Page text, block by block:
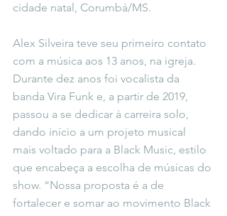
cidade natal, Corumbá/MS.
Alex Silveira teve seu primeiro contato
com a música aos 13 anos, na igreja.
Durante dez anos foi vocalista da
banda Vira Funk e, a partir de 2019,
passou a se dedicar à carreira solo,
dando início a um projeto musical
mais voltado para a Black Music, estilo
que encabeça a escolha de músicas do
show. “Nossa proposta é a de
fortalecer e somar ao movimento Black